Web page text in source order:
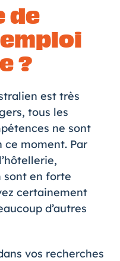
de
?
est très
tous les
ne sont
ce moment. Par
sont en forte
certainement
d’autres
vos recherches